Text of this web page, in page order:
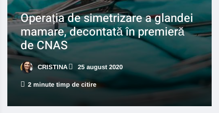
Operația de simetrizare a glandei
mamare, decontată în premieră
de CNAS
CRISTINA 25 august 2020
2 minute timp de citire